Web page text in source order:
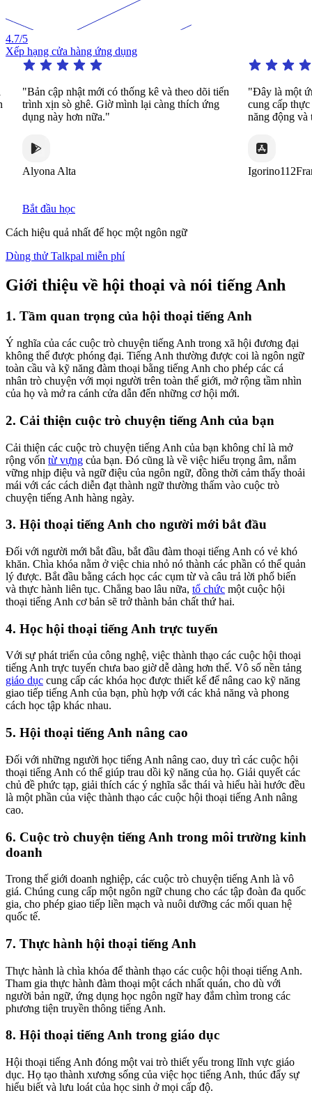
4.7/5
Xếp hạng cửa hàng ứng dụng
"Bản cập nhật mới có thống kê và theo dõi tiến
trình xịn sò ghê. Giờ mình lại càng thích ứng
dụng này hơn nữa."
Alyona Alta
"Đây là một ứng
cung cấp thực
năng động và thú
Igorino112France
Bắt đầu học
Cách hiệu quả nhất để học một ngôn ngữ
Dùng thử Talkpal miễn phí
Giới thiệu về hội thoại và nói tiếng Anh
1. Tầm quan trọng của hội thoại tiếng Anh
Ý nghĩa của các cuộc trò chuyện tiếng Anh trong xã hội đương đại
không thể được phóng đại. Tiếng Anh thường được coi là ngôn ngữ
toàn cầu và kỹ năng đàm thoại bằng tiếng Anh cho phép các cá
nhân trò chuyện với mọi người trên toàn thế giới, mở rộng tầm nhìn
của họ và mở ra cánh cửa dẫn đến những cơ hội mới.
2. Cải thiện cuộc trò chuyện tiếng Anh của bạn
Cải thiện các cuộc trò chuyện tiếng Anh của bạn không chỉ là mở
rộng vốn từ vựng của bạn. Đó cũng là về việc hiểu trọng âm, nắm
vững nhịp điệu và ngữ điệu của ngôn ngữ, đồng thời cảm thấy thoải
mái với các cách diễn đạt thành ngữ thường thấm vào cuộc trò
chuyện tiếng Anh hàng ngày.
3. Hội thoại tiếng Anh cho người mới bắt đầu
Đối với người mới bắt đầu, bắt đầu đàm thoại tiếng Anh có vẻ khó
khăn. Chìa khóa nằm ở việc chia nhỏ nó thành các phần có thể quản
lý được. Bắt đầu bằng cách học các cụm từ và câu trả lời phổ biến
và thực hành liên tục. Chẳng bao lâu nữa, tổ chức một cuộc hội
thoại tiếng Anh cơ bản sẽ trở thành bản chất thứ hai.
4. Học hội thoại tiếng Anh trực tuyến
Với sự phát triển của công nghệ, việc thành thạo các cuộc hội thoại
tiếng Anh trực tuyến chưa bao giờ dễ dàng hơn thế. Vô số nền tảng
giáo dục cung cấp các khóa học được thiết kế để nâng cao kỹ năng
giao tiếp tiếng Anh của bạn, phù hợp với các khả năng và phong
cách học tập khác nhau.
5. Hội thoại tiếng Anh nâng cao
Đối với những người học tiếng Anh nâng cao, duy trì các cuộc hội
thoại tiếng Anh có thể giúp trau dồi kỹ năng của họ. Giải quyết các
chủ đề phức tạp, giải thích các ý nghĩa sắc thái và hiểu hài hước đều
là một phần của việc thành thạo các cuộc hội thoại tiếng Anh nâng
cao.
6. Cuộc trò chuyện tiếng Anh trong môi trường kinh
doanh
Trong thế giới doanh nghiệp, các cuộc trò chuyện tiếng Anh là vô
giá. Chúng cung cấp một ngôn ngữ chung cho các tập đoàn đa quốc
gia, cho phép giao tiếp liền mạch và nuôi dưỡng các mối quan hệ
quốc tế.
7. Thực hành hội thoại tiếng Anh
Thực hành là chìa khóa để thành thạo các cuộc hội thoại tiếng Anh.
Tham gia thực hành đàm thoại một cách nhất quán, cho dù với
người bản ngữ, ứng dụng học ngôn ngữ hay đắm chìm trong các
phương tiện truyền thông tiếng Anh.
8. Hội thoại tiếng Anh trong giáo dục
Hội thoại tiếng Anh đóng một vai trò thiết yếu trong lĩnh vực giáo
dục. Họ tạo thành xương sống của việc học tiếng Anh, thúc đẩy sự
hiểu biết và lưu loát của học sinh ở mọi cấp độ.